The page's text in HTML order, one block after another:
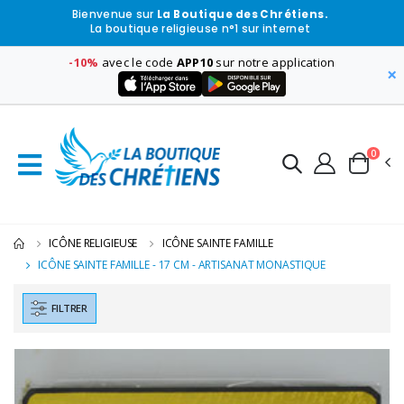
Bienvenue sur La Boutique des Chrétiens.
La boutique religieuse n°1 sur internet
-10% avec le code APP10 sur notre application
×
0
ICÔNE RELIGIEUSE
ICÔNE SAINTE FAMILLE
ICÔNE SAINTE FAMILLE - 17 CM - ARTISANAT MONASTIQUE
FILTRER